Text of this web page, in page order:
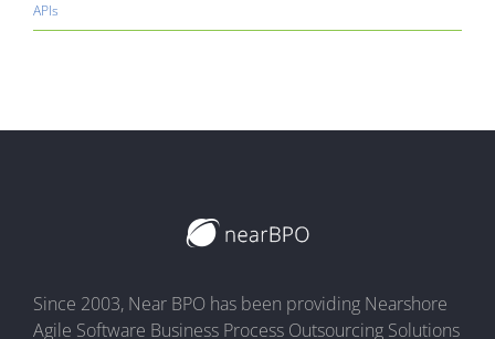
APIs
Since 2003, Near BPO has been providing Nearshore
Agile Software Business Process Outsourcing Solutions